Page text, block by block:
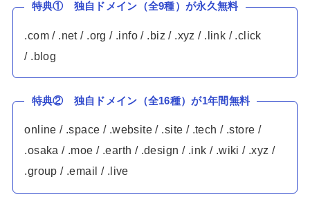
特典① 独自ドメイン（全9種）が永久無料
.com / .net / .org / .info / .biz / .xyz / .link / .click
/ .blog
特典② 独自ドメイン（全16種）が1年間無料
online / .space / .website / .site / .tech / .store /
.osaka / .moe / .earth / .design / .ink / .wiki / .xyz /
.group / .email / .live